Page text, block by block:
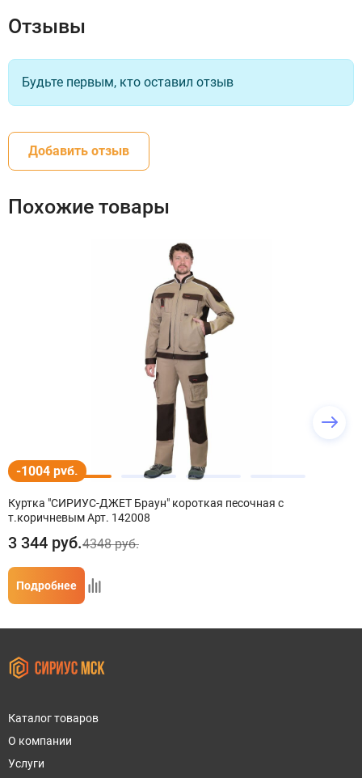
Отзывы
Будьте первым, кто оставил отзыв
Добавить отзыв
Похожие товары
-1004 руб.
Куртка "СИРИУС-ДЖЕТ Браун" короткая песочная с
т.коричневым Арт. 142008
3 344 руб.4348 руб.
Подробнее
Каталог товаров
О компании
Услуги